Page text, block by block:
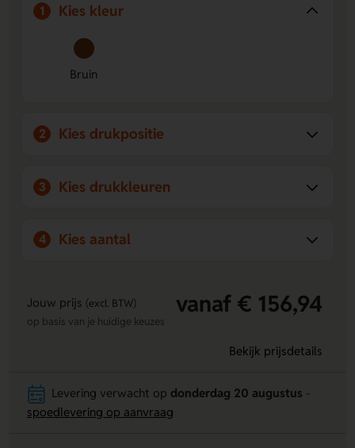
1 Kies kleur
Bruin
2 Kies drukpositie
3 Kies drukkleuren
4 Kies aantal
Jouw prijs (excl. BTW) vanaf € 156,94
op basis van je huidige keuzes
Bekijk prijsdetails
Levering verwacht op donderdag 20 augustus
spoedlevering op aanvraag